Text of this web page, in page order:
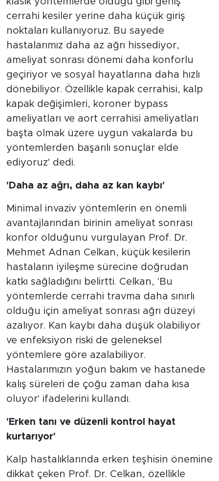
cerrahi kesiler yerine daha küçük giriş
noktaları kullanıyoruz. Bu sayede
hastalarımız daha az ağrı hissediyor,
ameliyat sonrası dönemi daha konforlu
geçiriyor ve sosyal hayatlarına daha hızlı
dönebiliyor. Özellikle kapak cerrahisi, kalp
kapak değişimleri, koroner bypass
ameliyatları ve aort cerrahisi ameliyatları
başta olmak üzere uygun vakalarda bu
yöntemlerden başarılı sonuçlar elde
ediyoruz' dedi.
'Daha az ağrı, daha az kan kaybı'
Minimal invaziv yöntemlerin en önemli
avantajlarından birinin ameliyat sonrası
konfor olduğunu vurgulayan Prof. Dr.
Mehmet Adnan Celkan, küçük kesilerin
hastaların iyileşme sürecine doğrudan
katkı sağladığını belirtti. Celkan, 'Bu
yöntemlerde cerrahi travma daha sınırlı
olduğu için ameliyat sonrası ağrı düzeyi
azalıyor. Kan kaybı daha düşük olabiliyor
ve enfeksiyon riski de geleneksel
yöntemlere göre azalabiliyor.
Hastalarımızın yoğun bakım ve hastanede
kalış süreleri de çoğu zaman daha kısa
oluyor' ifadelerini kullandı.
'Erken tanı ve düzenli kontrol hayat
kurtarıyor'
Kalp hastalıklarında erken teşhisin önemine
dikkat çeken Prof. Dr. Celkan, özellikle